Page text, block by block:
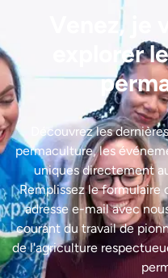
Venez, je
explorer
Découvrez les
permaculture, les
uniques directement
Remplissez le formulaire
adresse e-mail avec
courant du travail de
de l'agriculture